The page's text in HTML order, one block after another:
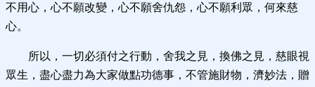
不用心，心不願改變，心不願舍仇怨，心不願利眾，何來慈
心。
所以，一切必須付之行動，舍我之見，換佛之見，慈眼視
眾生，盡心盡力為大家做點功德事，不管施財物，濟妙法，贈